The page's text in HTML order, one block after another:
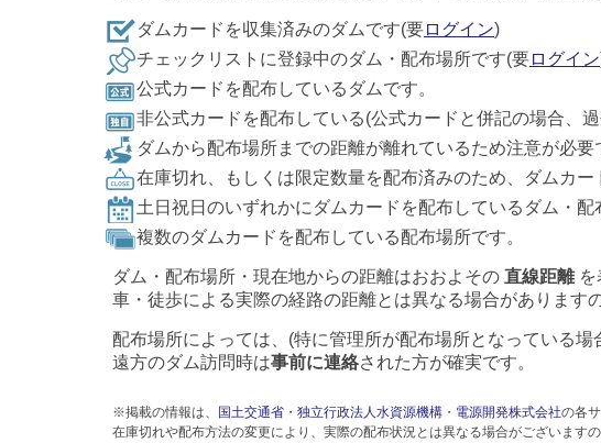
ダムカードを収集済みのダムです(要ログイン)
チェックリストに登録中のダム・配布場所です(要ログイン
公式カードを配布しているダムです。
非公式カードを配布している(公式カードと併記の場合、
ダムから配布場所までの距離が離れているため注意が必
在庫切れ、もしくは限定数量を配布済みのため、ダムカー
土日祝日のいずれかにダムカードを配布しているダム・配
複数のダムカードを配布している配布場所です。
ダム・配布場所・現在地からの距離はおおよその 直線距離を
車・徒歩による実際の経路の距離とは異なる場合があります
配布場所によっては、(特に管理所が配布場所となっている
遠方のダム訪問時は事前に連絡された方が確実です。
※掲載の情報は、 国土交通省 ・ 独立行政法人水資源機構 ・ 電源開発株式会社の各
在庫切れや配布方法の変更により、実際の配布状況とは異なる場合がございますの